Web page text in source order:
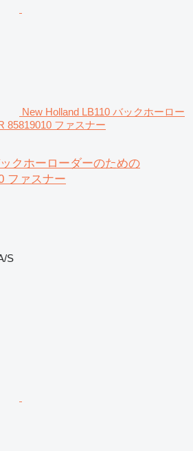
New Holland LB110 バックホーロー
85819010 ファスナー
クホーローダーのための
ファスナー
S